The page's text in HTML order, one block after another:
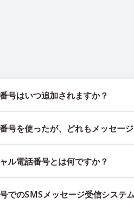
号はいつ追加されますか？
供します。
号を使ったが、どれもメッセー
る場合があります。配信成功率を高め
番号を継続的に使用する。
国の番号を試してください。
ル電話番号とは何ですか？
を含むSMSメッセージの受信です。
でのSMSメッセージ受信システ